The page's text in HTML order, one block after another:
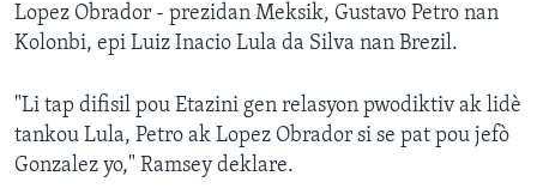
Lopez Obrador - prezidan Meksik, Gustavo Petro nan
Kolonbi, epi Luiz Inacio Lula da Silva nan Brezil.
"Li tap difisil pou Etazini gen relasyon pwodiktiv ak lidè
tankou Lula, Petro ak Lopez Obrador si se pat pou jefò
Gonzalez yo," Ramsey deklare.